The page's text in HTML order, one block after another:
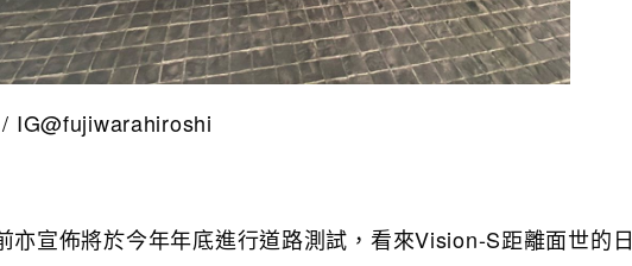
IG@fujiwarahiroshi
亦宣佈將於今年年底進行道路測試，看來Vision-S距離面世的日